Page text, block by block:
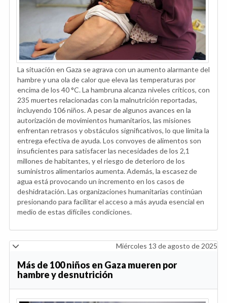
La situación en Gaza se agrava con un aumento alarmante del
hambre y una ola de calor que eleva las temperaturas por
encima de los 40 °C. La hambruna alcanza niveles críticos, con
235 muertes relacionadas con la malnutrición reportadas,
incluyendo 106 niños. A pesar de algunos avances en la
autorización de movimientos humanitarios, las misiones
enfrentan retrasos y obstáculos significativos, lo que limita la
entrega efectiva de ayuda. Los convoyes de alimentos son
insuficientes para satisfacer las necesidades de los 2,1
millones de habitantes, y el riesgo de deterioro de los
suministros alimentarios aumenta. Además, la escasez de
agua está provocando un incremento en los casos de
deshidratación. Las organizaciones humanitarias continúan
presionando para facilitar el acceso a más ayuda esencial en
medio de estas difíciles condiciones.
Miércoles 13 de agosto de 2025
Más de 100 niños en Gaza mueren por
hambre y desnutrición